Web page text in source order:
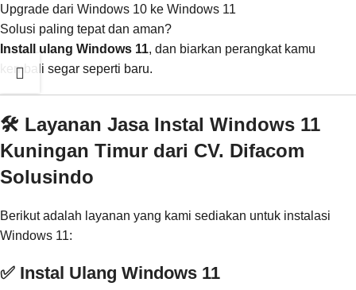
Upgrade dari Windows 10 ke Windows 11
Solusi paling tepat dan aman?
Install ulang Windows 11, dan biarkan perangkat kamu
kembali segar seperti baru.
🛠️ Layanan Jasa Instal Windows 11
Kuningan Timur dari CV. Difacom
Solusindo
Berikut adalah layanan yang kami sediakan untuk instalasi
Windows 11:
✅ Instal Ulang Windows 11